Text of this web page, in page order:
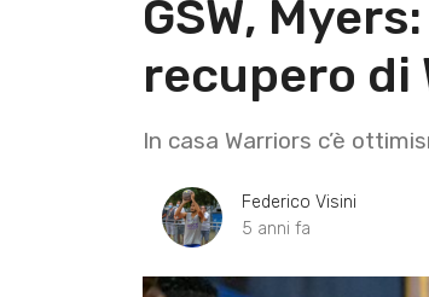
GSW,
recupero di
In casa Warriors c’è
Federico Visini
5 anni fa